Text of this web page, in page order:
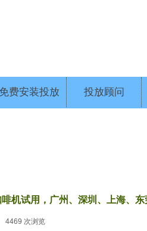
免费安装投放 投放顾问
机试用，广州、深圳、上海、
4469 次浏览